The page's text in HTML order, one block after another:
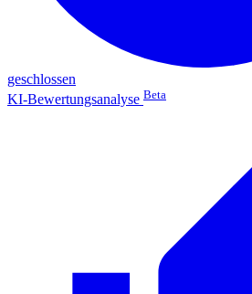
geschlossen
KI-Bewertungsanalyse Beta